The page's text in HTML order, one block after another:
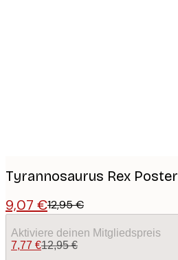
Tyrannosaurus Rex Poster
9,07 €12,95 €
Aktiviere deinen Mitgliedspreis
7,77 €12,95 €